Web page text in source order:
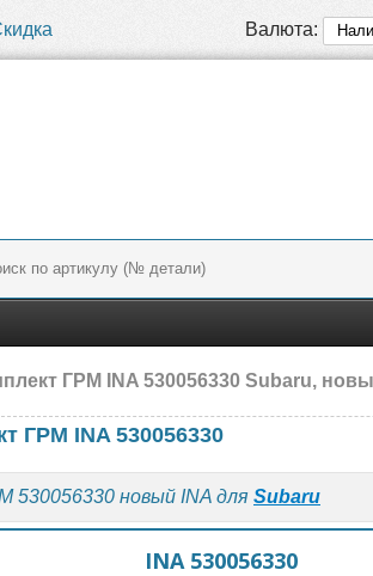
Валюта:
ГРМ INA 530056330 Subaru,
ГРМ INA 530056330
530056330 новый INA для Subaru
INA 530056330